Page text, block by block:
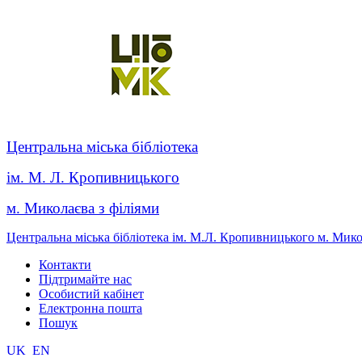
Центральна міська бібліотека
ім. М. Л. Кропивницького
м. Миколаєва з філіями
Центральна міська бібліотека ім. М.Л. Кропивницького м.
Контакти
Підтримайте нас
Особистий кабінет
Електронна пошта
Пошук
UK EN